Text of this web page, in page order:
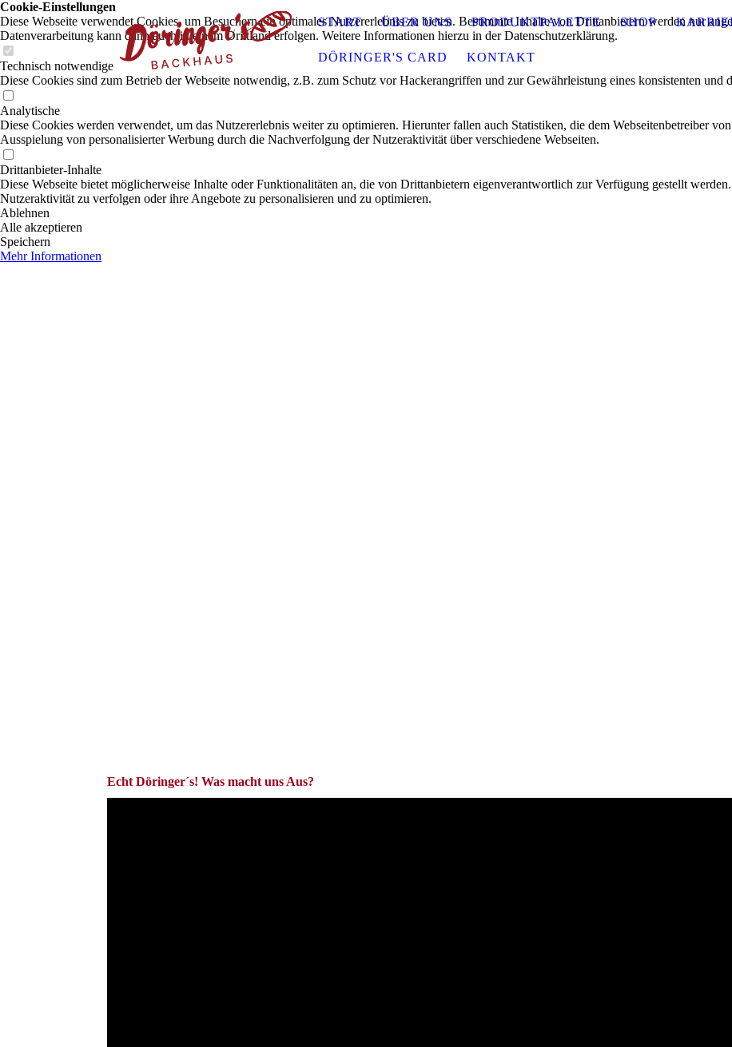
START ÜBER UNS PRODUKTPALETTE SHOP
DÖRINGER'S CARD KONTAKT
Echt Döringer´s! Was macht uns Aus?
Cookie-Einstellungen
Diese Webseite verwendet Cookies, um Besuchern ein optimales Nutzererlebnis zu bieten. Bestimmte Inhalte von Drittanbietern werden nur
Datenverarbeitung kann dann auch in einem Drittland erfolgen. Weitere Informationen hierzu in der Datenschutzerklärung.
Technisch notwendige
Diese Cookies sind zum Betrieb der Webseite notwendig, z.B. zum Schutz vor Hackerangriffen und zur Gewährleistung eines konsistenten und
Analytische
Diese Cookies werden verwendet, um das Nutzererlebnis weiter zu optimieren. Hierunter fallen auch Statistiken, die dem Webseitenbetreiber
Ausspielung von personalisierter Werbung durch die Nachverfolgung der Nutzeraktivität über verschiedene Webseiten.
Drittanbieter-Inhalte
Diese Webseite bietet möglicherweise Inhalte oder Funktionalitäten an, die von Drittanbietern eigenverantwortlich zur Verfügung gestellt
Nutzeraktivität zu verfolgen oder ihre Angebote zu personalisieren und zu optimieren.
Ablehnen
Alle akzeptieren
Speichern
Mehr Informationen